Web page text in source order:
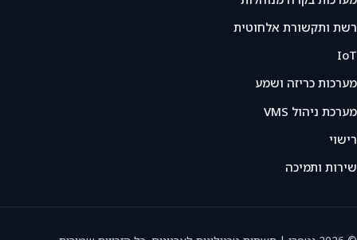
רשת ותקשורת אלחוטית
IoT
מערכות כריזה ושמע
מערכת ניהול VMS
רישוי
שירות ותמיכה